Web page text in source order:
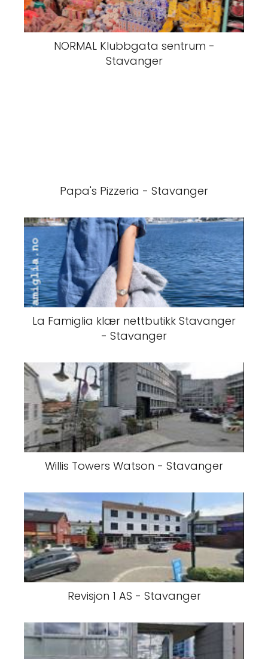
NORMAL Klubbgata sentrum -
Stavanger
Papa's Pizzeria - Stavanger
La Famiglia klær nettbutikk Stavanger
- Stavanger
Willis Towers Watson - Stavanger
Revisjon 1 AS - Stavanger